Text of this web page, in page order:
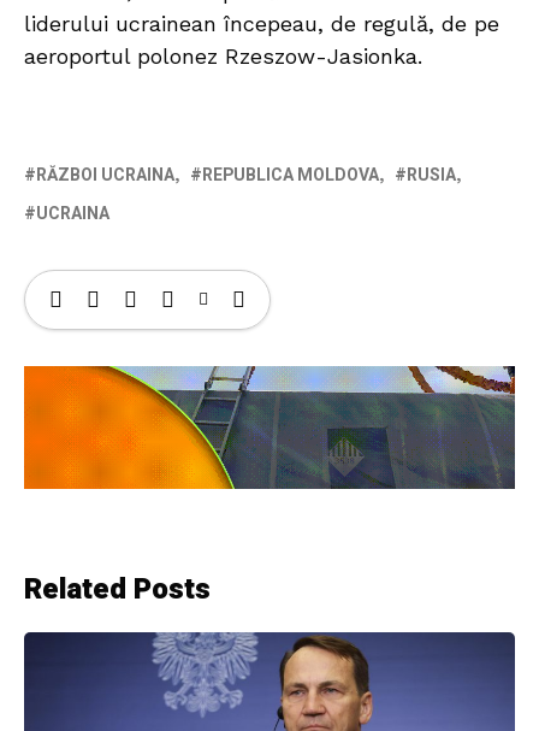
liderului ucrainean începeau, de regulă, de pe
aeroportul polonez Rzeszow-Jasionka.
RĂZBOI UCRAINA REPUBLICA MOLDOVA
RUSIA
UCRAINA
Related Posts